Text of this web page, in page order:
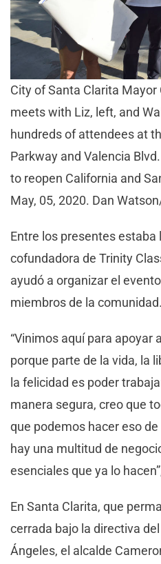
City of Santa Clarita
meets with Liz, left, and
hundreds of attendees at
Parkway and Valencia
to reopen California and
May, 05, 2020. Dan
Entre los presentes estaba
cofundadora de Trinity
ayudó a organizar el
miembros de la comunidad.
“Vinimos aquí para apoyar
porque parte de la vida, la
la felicidad es poder
manera segura, creo que
que podemos hacer eso
hay una multitud de
esenciales que ya lo
En Santa Clarita, que
cerrada bajo la directiva
Ángeles, el alcalde